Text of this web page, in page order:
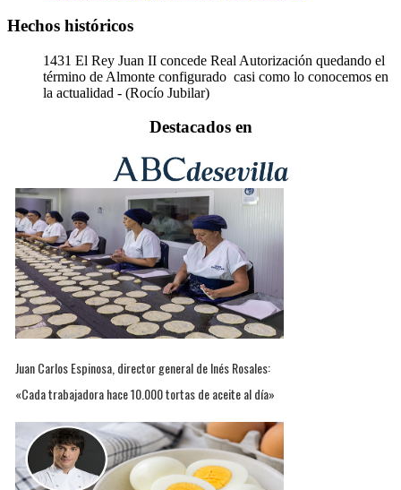
Hechos históricos
1431 El Rey Juan II concede Real Autorización quedando el
término de Almonte configurado casi como lo conocemos en
la actualidad - (Rocío Jubilar)
Destacados en
Juan Carlos Espinosa, director general de Inés Rosales:
«Cada trabajadora hace 10.000 tortas de aceite al día»